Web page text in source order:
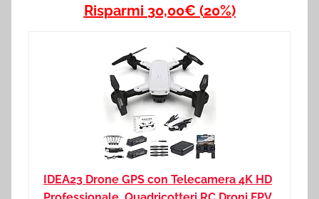
Risparmi 30,00€ (20%)
IDEA23 Drone GPS con Telecamera 4K HD